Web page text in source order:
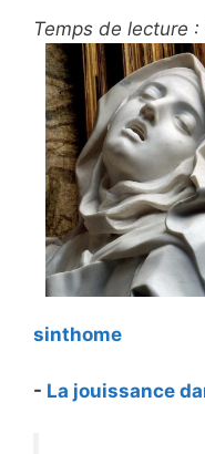
Temps de lecture :
sinthome
- La jouissance